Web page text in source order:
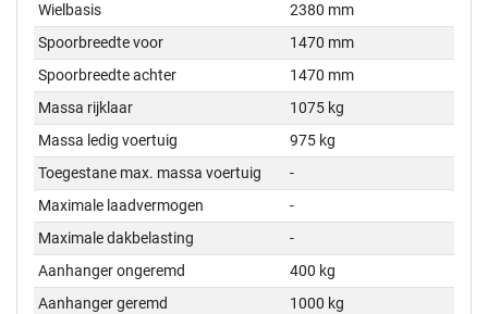
Wielbasis
2380 mm
Spoorbreedte voor
1470 mm
Spoorbreedte achter
1470 mm
Massa rijklaar
1075 kg
Massa ledig voertuig
975 kg
Toegestane max. massa voertuig
-
Maximale laadvermogen
-
Maximale dakbelasting
-
Aanhanger ongeremd
400 kg
Aanhanger geremd
1000 kg